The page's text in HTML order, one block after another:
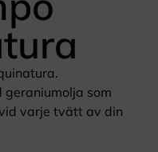
geraniumolja som
varje tvätt av din